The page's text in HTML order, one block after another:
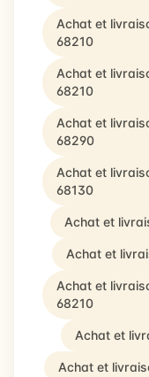
Achat et
68210
Achat et
68210
Achat et
68290
Achat et
68130
Achat et
Achat et
Achat et
68210
Achat et
Achat et